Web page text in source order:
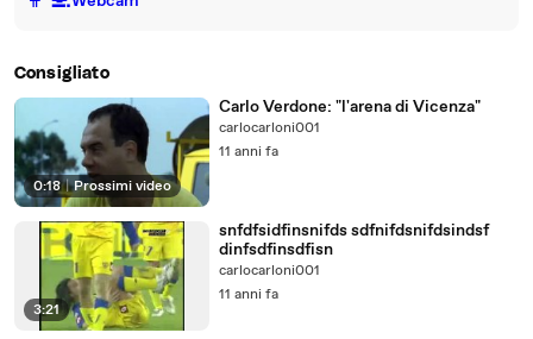
Consigliato
0:18 | Prossimi video
Carlo Verdone: "l'arena di Vicenza"
carlocarloni001
11 anni fa
3:21
snfdfsidfinsnifds sdfnifdsnifdsindsf
dinfsdfinsdfisn
carlocarloni001
11 anni fa